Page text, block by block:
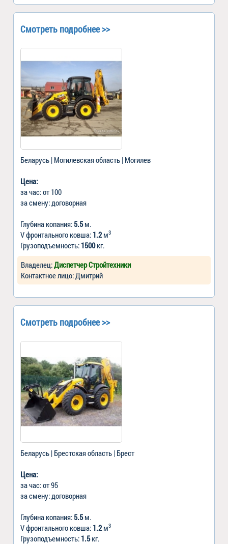
Смотреть подробнее >>
Беларусь | Могилевская область | Могилев
Цена:
за час: от 100
за смену: договорная
Глубина копания: 5.5м.
V фронтального ковша: 1.2м3
Грузоподъемность: 1500кг.
Владелец:Диспетчер Стройтехники
Контактное лицо: Дмитрий
Смотреть подробнее >>
Беларусь | Брестская область | Брест
Цена:
за час: от 95
за смену: договорная
Глубина копания: 5.5м.
V фронтального ковша: 1.2м3
Грузоподъемность: 1.5кг.